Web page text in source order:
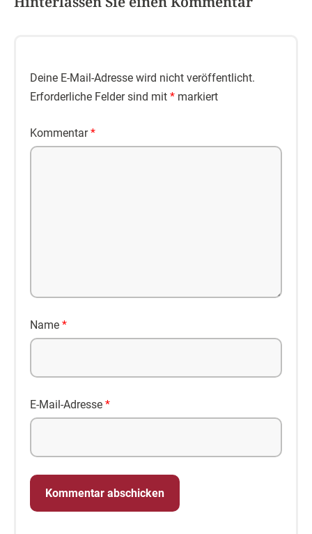
Deine E-Mail-Adresse wird nicht veröffentlicht.
Erforderliche Felder sind mit * markiert
Kommentar*
Name *
E-Mail-Adresse *